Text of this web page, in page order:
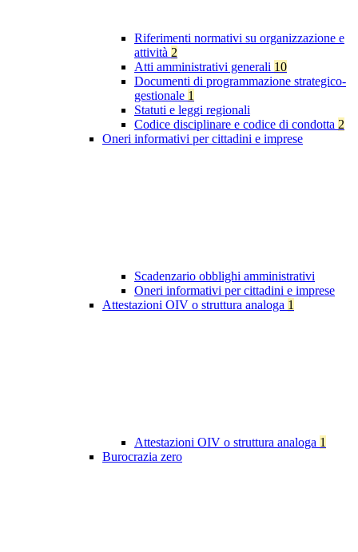
Riferimenti normativi su organizzazione e
attività 2
Atti amministrativi generali 10
Documenti di programmazione strategico-
gestionale 1
Statuti e leggi regionali
Codice disciplinare e codice di condotta 2
Oneri informativi per cittadini e imprese
Scadenzario obblighi amministrativi
Oneri informativi per cittadini e imprese
Attestazioni OIV o struttura analoga 1
Attestazioni OIV o struttura analoga 1
Burocrazia zero